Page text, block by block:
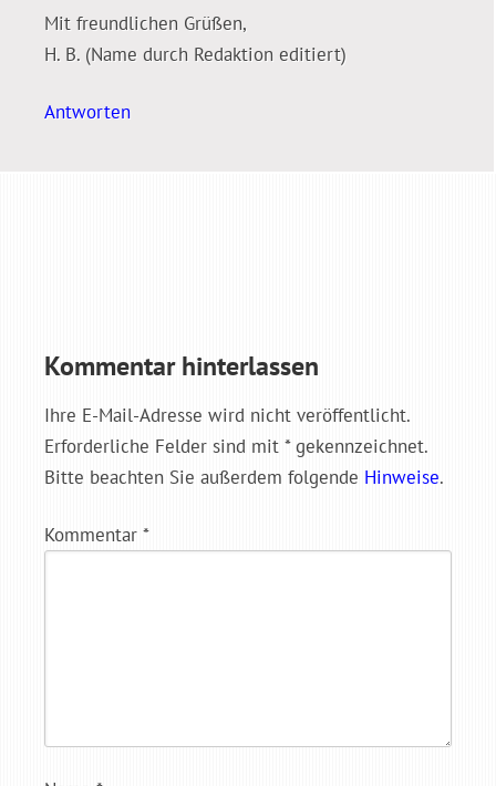
Mit freundlichen Grüßen,
H. B. (Name durch Redaktion editiert)
Antworten
Kommentar hinterlassen
Ihre E-Mail-Adresse wird nicht veröffentlicht.
Erforderliche Felder sind mit * gekennzeichnet.
Bitte beachten Sie außerdem folgende Hinweise.
Kommentar *